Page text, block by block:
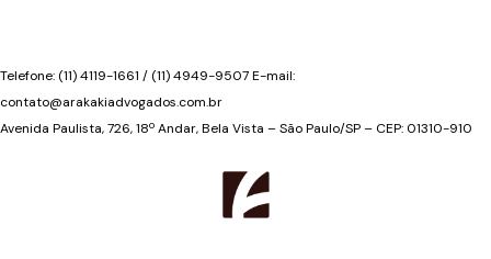
Telefone: (11) 4119-1661 / (11) 4949-9507 E-mail:
contato@arakakiadvogados.com.br
Avenida Paulista, 726, 18º Andar, Bela Vista – São Paulo/SP – CEP: 01310-910